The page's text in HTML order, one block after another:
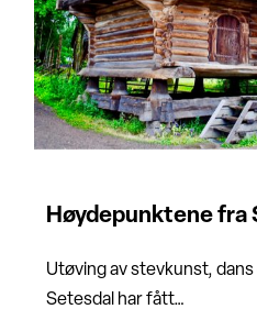
Høydepunktene fra
Utøving av stevkunst,
Setesdal har fått…